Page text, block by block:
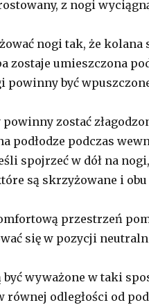
z nogi
nogi tak, że kolana
zostaje umieszczona
powinny być
zostać
podłodze podczas
spojrzeć w dół na
są skrzyżowane i obu
przestrzeń
się w pozycji
być wyważone w taki
równej odległości od